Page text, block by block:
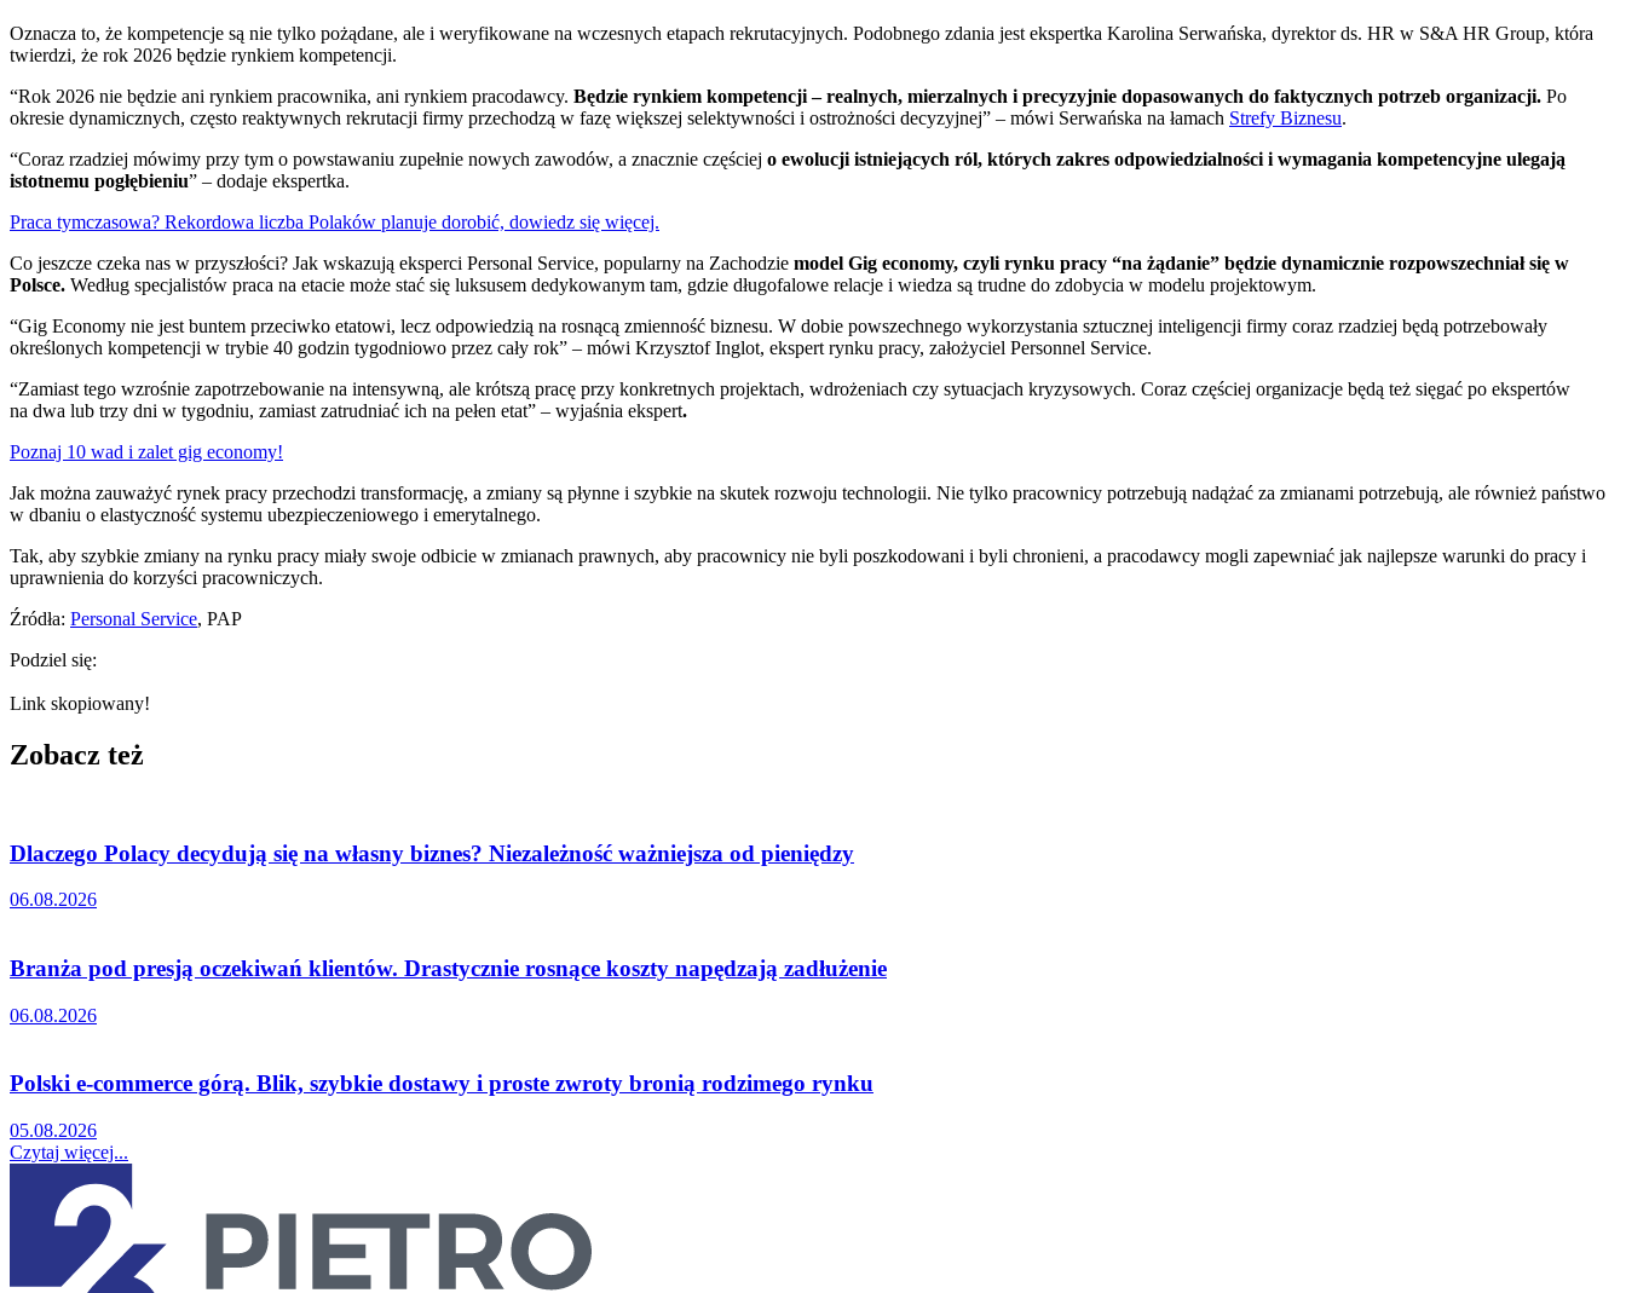
Oznacza to, że kompetencje są nie tylko pożądane, ale i weryfikowane na wczesnych etapach rekrutacyjnych. Podobnego zdania jest ekspertka Karolina Serwańska, dyrektor ds. HR w S&A HR Group, która
twierdzi, że rok 2026 będzie rynkiem kompetencji.
“Rok 2026 nie będzie ani rynkiem pracownika, ani rynkiem pracodawcy. Będzie rynkiem kompetencji – realnych, mierzalnych i precyzyjnie dopasowanych do faktycznych potrzeb organizacji. Po
okresie dynamicznych, często reaktywnych rekrutacji firmy przechodzą w fazę większej selektywności i ostrożności decyzyjnej” – mówi Serwańska na łamach Strefy Biznesu.
“Coraz rzadziej mówimy przy tym o powstawaniu zupełnie nowych zawodów, a znacznie częściej o ewolucji istniejących ról, których zakres odpowiedzialności i wymagania kompetencyjne ulegają
istotnemu pogłębieniu” – dodaje ekspertka.
Praca tymczasowa? Rekordowa liczba Polaków planuje dorobić, dowiedz się więcej.
Co jeszcze czeka nas w przyszłości? Jak wskazują eksperci Personal Service, popularny na Zachodzie model Gig economy, czyli rynku pracy “na żądanie” będzie dynamicznie rozpowszechniał się w
Polsce. Według specjalistów praca na etacie może stać się luksusem dedykowanym tam, gdzie długofalowe relacje i wiedza są trudne do zdobycia w modelu projektowym.
“Gig Economy nie jest buntem przeciwko etatowi, lecz odpowiedzią na rosnącą zmienność biznesu. W dobie powszechnego wykorzystania sztucznej inteligencji firmy coraz rzadziej będą potrzebowały
określonych kompetencji w trybie 40 godzin tygodniowo przez cały rok” – mówi Krzysztof Inglot, ekspert rynku pracy, założyciel Personnel Service.
“Zamiast tego wzrośnie zapotrzebowanie na intensywną, ale krótszą pracę przy konkretnych projektach, wdrożeniach czy sytuacjach kryzysowych. Coraz częściej organizacje będą też sięgać po ekspertów
na dwa lub trzy dni w tygodniu, zamiast zatrudniać ich na pełen etat” – wyjaśnia ekspert.
Poznaj 10 wad i zalet gig economy!
Jak można zauważyć rynek pracy przechodzi transformację, a zmiany są płynne i szybkie na skutek rozwoju technologii. Nie tylko pracownicy potrzebują nadążać za zmianami potrzebują, ale również państwo
w dbaniu o elastyczność systemu ubezpieczeniowego i emerytalnego.
Tak, aby szybkie zmiany na rynku pracy miały swoje odbicie w zmianach prawnych, aby pracownicy nie byli poszkodowani i byli chronieni, a pracodawcy mogli zapewniać jak najlepsze warunki do pracy i
uprawnienia do korzyści pracowniczych.
Źródła: Personal Service, PAP
Podziel się:
Link skopiowany!
Zobacz też
Dlaczego Polacy decydują się na własny biznes? Niezależność ważniejsza od pieniędzy
06.08.2026
Branża pod presją oczekiwań klientów. Drastycznie rosnące koszty napędzają zadłużenie
06.08.2026
Polski e-commerce górą. Blik, szybkie dostawy i proste zwroty bronią rodzimego rynku
05.08.2026
Czytaj więcej...